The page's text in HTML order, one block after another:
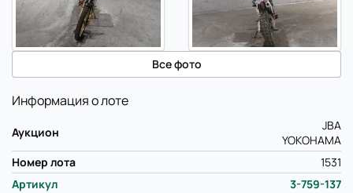
Все фото
Информация о лоте
Аукцион
JBA
YOKOHAMA
Номер лота
1531
Артикул
3-759-137